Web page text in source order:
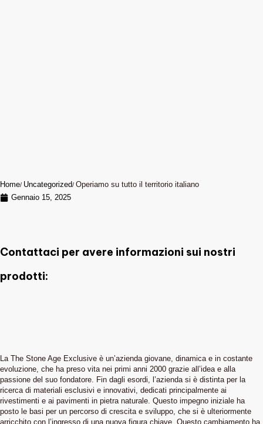
Home Uncategorized Operiamo su tutto il territorio italiano
Gennaio 15, 2025
Contattaci per avere informazioni sui nostri
prodotti:
La The Stone Age Exclusive è un’azienda giovane, dinamica e in costante
evoluzione, che ha preso vita nei primi anni 2000 grazie all’idea e alla
passione del suo fondatore. Fin dagli esordi, l’azienda si è distinta per la
ricerca di materiali esclusivi e innovativi, dedicati principalmente ai
rivestimenti e ai pavimenti in pietra naturale. Questo impegno iniziale ha
posto le basi per un percorso di crescita e sviluppo, che si è ulteriormente
arricchito con l’ingresso di una nuova figura chiave. Questo cambiamento ha